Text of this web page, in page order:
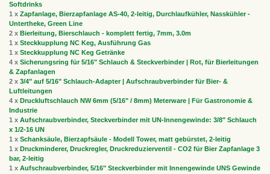
Softdrinks
1 x Zapfanlage, Bierzapfanlage AS-40, 2-leitig, Durchlaufkühler, Nasskühler -
Untertheke, Green Line
2 x Bierleitung, Bierschlauch - komplett fertig, 7mm, 3.0m
1 x Steckkupplung NC Keg, Ausführung Gas
1 x Steckkupplung NC Keg Getränke
4 x Sicherungsring für 5/16" Schlauch & Steckverbinder | Rot, für Bierleitungen
& Zapfanlagen
2 x 3/4" auf 5/16" Schlauch-Adapter | Aufschraubverbinder für Bier- &
Luftleitungen
4 x Druckluftschlauch NW 6mm (5/16" / 8mm) Meterware | Für Gastronomie &
Industrie
1 x Aufschraubverbinder, Steckverbinder mit UN-Innengewinde: 3/8" Schlauch
x 1/2-16 UN
1 x Schanksäule, Bierzapfsäule - Modell Tower, matt gebürstet, 2-leitig
1 x Druckminderer, Druckregler, Druckreduzierventil - CO2 für Bier Zapfanlage 3
bar, 2-leitig
1 x Aufschraubverbinder, 5/16" Steckverbinder mit Innengewinde UNS Gewinde